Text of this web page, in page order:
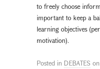
to freely choose
important to keep a
learning objectives
motivation).
Posted in DEBATES on